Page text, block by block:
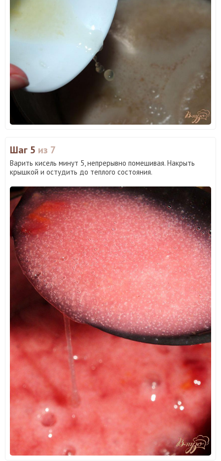
Шаг 5 из 7
Варить кисель минут 5, непрерывно помешивая. Накрыть
крышкой и остудить до теплого состояния.